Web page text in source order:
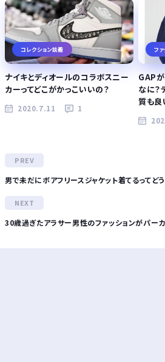
コレクション談義
ナイキとディオールのコラボスニー
カーってどこがかっこいいの？
2020.7.11 1
フ
GAP
なに？
質も良
男で未だにボアフリースジャケット着てるってど
30歳過ぎたアラサー男性のファッションがパー